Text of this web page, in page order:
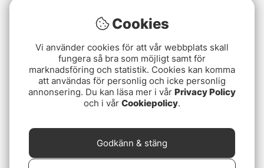
Cookies
Vi använder cookies för att vår webbplats skall
fungera så bra som möjligt samt för
marknadsföring och statistik. Cookies kan komma
att användas för personlig och icke personlig
annonsering. Du kan läsa mer i vår Privacy Policy
och i vår Cookiepolicy.
Godkänn & stäng